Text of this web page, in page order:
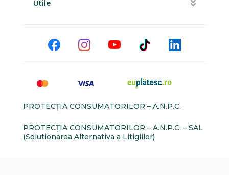
Utile
PROTECŢIA CONSUMATORILOR – A.N.P.C.
PROTECŢIA CONSUMATORILOR – A.N.P.C. – SAL
(Solutionarea Alternativa a Litigiilor)